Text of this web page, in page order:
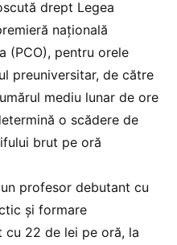
drept Legea
națională
(PCO), pentru orele
preuniversitar, de către
mediu lunar de ore
o scădere de
brut pe oră
profesor debutant cu
și formare
22 de lei pe oră, la